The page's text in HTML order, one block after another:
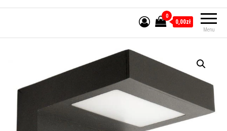
Menu
0
0,00zł